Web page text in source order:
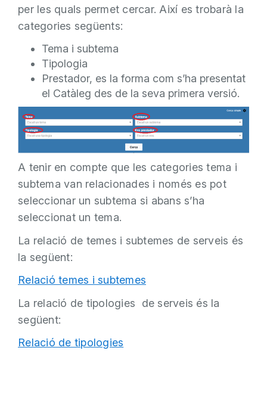
per les quals permet cercar. Així es trobarà la
categories següents:
Tema i subtema
Tipologia
Prestador, es la forma com s’ha presentat
el Catàleg des de la seva primera versió.
A tenir en compte que les categories tema i
subtema van relacionades i només es pot
seleccionar un subtema si abans s’ha
seleccionat un tema.
La relació de temes i subtemes de serveis és
la següent:
Relació temes i subtemes
La relació de tipologies de serveis és la
següent:
Relació de tipologies